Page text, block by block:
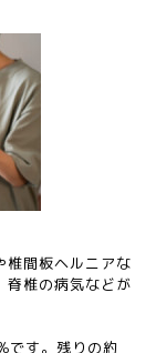
椎間板ヘルニアな
脊椎の病気などが
です。残りの約